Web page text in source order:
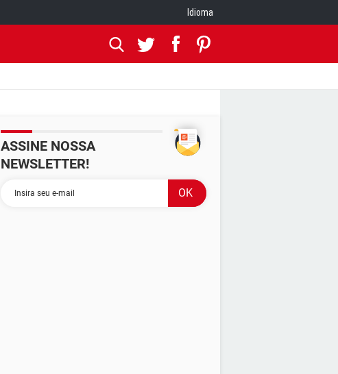
Idioma
ASSINE NOSSA
NEWSLETTER!